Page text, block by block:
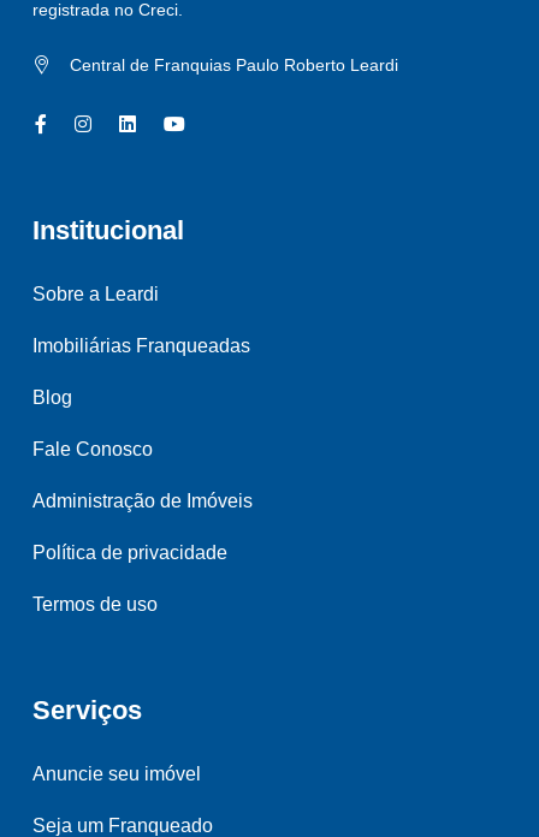
registrada no Creci.
Central de Franquias Paulo Roberto Leardi
Institucional
Sobre a Leardi
Imobiliárias Franqueadas
Blog
Fale Conosco
Administração de Imóveis
Política de privacidade
Termos de uso
Serviços
Anuncie seu imóvel
Seja um Franqueado